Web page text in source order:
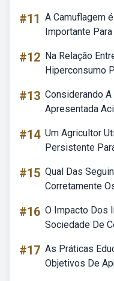
#11 A Camuflagem
Importante
#12 Na Relação
Hiperconsumo
#13 Considerando
Apresentada
#14 Um Agricultor
Persistente
#15 Qual Das
Corretamente
#16 O Impacto Dos
Sociedade De
#17 As Práticas
Objetivos De